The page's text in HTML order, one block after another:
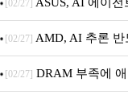
[02/27]
[02/27] AMD, AI 추론 반
[02/27] DRAM 부족에